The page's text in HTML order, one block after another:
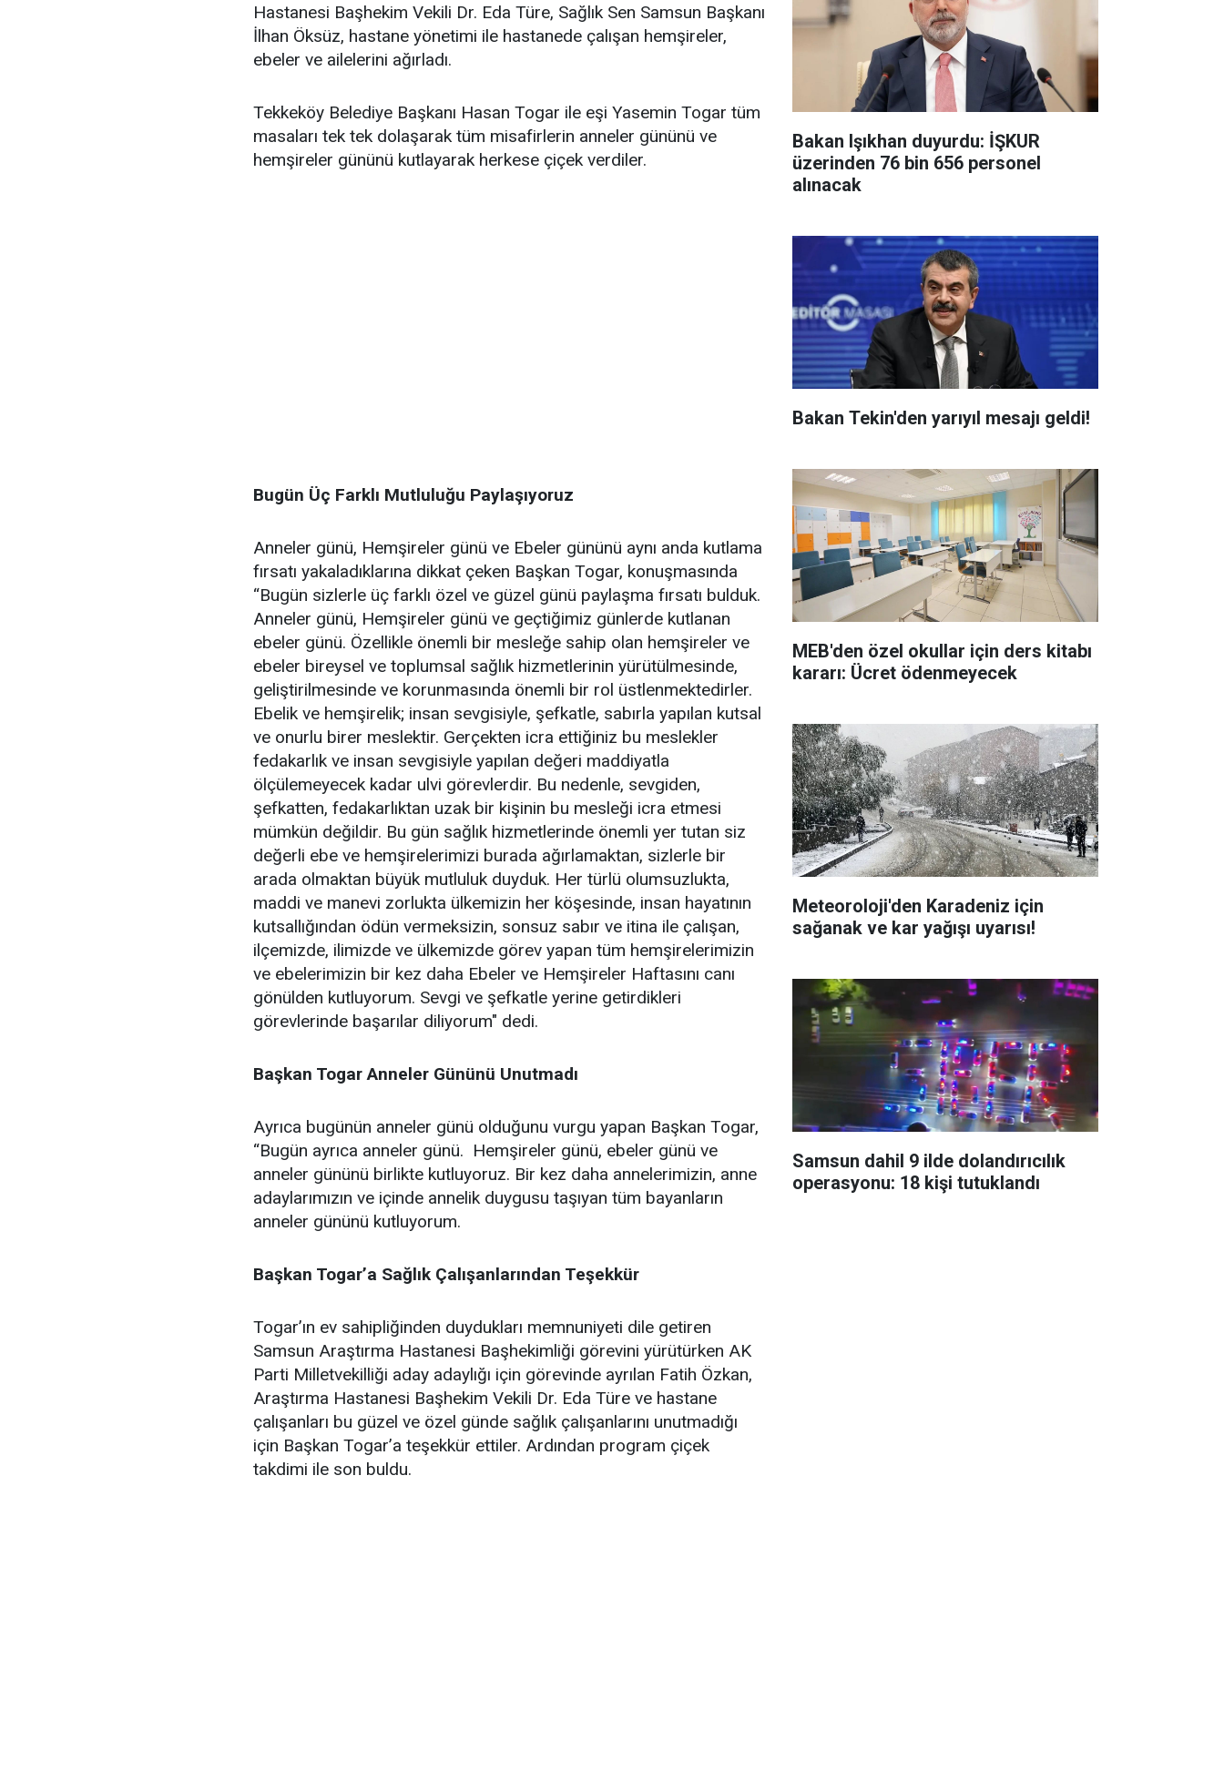
Hastanesi Başhekim Vekili Dr. Eda Türe, Sağlık Sen Samsun Başkanı
İlhan Öksüz, hastane yönetimi ile hastanede çalışan hemşireler,
ebeler ve ailelerini ağırladı.
Tekkeköy Belediye Başkanı Hasan Togar ile eşi Yasemin Togar tüm
masaları tek tek dolaşarak tüm misafirlerin anneler gününü ve
hemşireler gününü kutlayarak herkese çiçek verdiler.
Bugün Üç Farklı Mutluluğu Paylaşıyoruz
Anneler günü, Hemşireler günü ve Ebeler gününü aynı anda kutlama
fırsatı yakaladıklarına dikkat çeken Başkan Togar, konuşmasında
“Bugün sizlerle üç farklı özel ve güzel günü paylaşma fırsatı bulduk.
Anneler günü, Hemşireler günü ve geçtiğimiz günlerde kutlanan
ebeler günü. Özellikle önemli bir mesleğe sahip olan hemşireler ve
ebeler bireysel ve toplumsal sağlık hizmetlerinin yürütülmesinde,
geliştirilmesinde ve korunmasında önemli bir rol üstlenmektedirler.
Ebelik ve hemşirelik; insan sevgisiyle, şefkatle, sabırla yapılan kutsal
ve onurlu birer meslektir. Gerçekten icra ettiğiniz bu meslekler
fedakarlık ve insan sevgisiyle yapılan değeri maddiyatla
ölçülemeyecek kadar ulvi görevlerdir. Bu nedenle, sevgiden,
şefkatten, fedakarlıktan uzak bir kişinin bu mesleği icra etmesi
mümkün değildir. Bu gün sağlık hizmetlerinde önemli yer tutan siz
değerli ebe ve hemşirelerimizi burada ağırlamaktan, sizlerle bir
arada olmaktan büyük mutluluk duyduk. Her türlü olumsuzlukta,
maddi ve manevi zorlukta ülkemizin her köşesinde, insan hayatının
kutsallığından ödün vermeksizin, sonsuz sabır ve itina ile çalışan,
ilçemizde, ilimizde ve ülkemizde görev yapan tüm hemşirelerimizin
ve ebelerimizin bir kez daha Ebeler ve Hemşireler Haftasını canı
gönülden kutluyorum. Sevgi ve şefkatle yerine getirdikleri
görevlerinde başarılar diliyorum" dedi.
Başkan Togar Anneler Gününü Unutmadı
Ayrıca bugünün anneler günü olduğunu vurgu yapan Başkan Togar,
“Bugün ayrıca anneler günü. Hemşireler günü, ebeler günü ve
anneler gününü birlikte kutluyoruz. Bir kez daha annelerimizin, anne
adaylarımızın ve içinde annelik duygusu taşıyan tüm bayanların
anneler gününü kutluyorum.
Başkan Togar’a Sağlık Çalışanlarından Teşekkür
Togar’ın ev sahipliğinden duydukları memnuniyeti dile getiren
Samsun Araştırma Hastanesi Başhekimliği görevini yürütürken AK
Parti Milletvekilliği aday adaylığı için görevinde ayrılan Fatih Özkan,
Araştırma Hastanesi Başhekim Vekili Dr. Eda Türe ve hastane
çalışanları bu güzel ve özel günde sağlık çalışanlarını unutmadığı
için Başkan Togar’a teşekkür ettiler. Ardından program çiçek
takdimi ile son buldu.
Bakan Işıkhan duyurdu: İŞKUR
üzerinden 76 bin 656 personel
alınacak
Bakan Tekin'den yarıyıl mesajı geldi!
MEB'den özel okullar için ders kitabı
kararı: Ücret ödenmeyecek
Meteoroloji'den Karadeniz için
sağanak ve kar yağışı uyarısı!
Samsun dahil 9 ilde dolandırıcılık
operasyonu: 18 kişi tutuklandı